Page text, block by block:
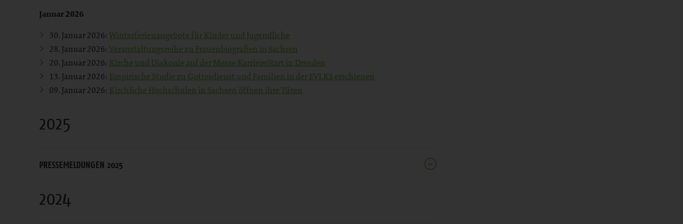
Januar 2026
30. Januar 2026: Winterferienangebote für Kinder und Jugendliche
28. Januar 2026: Veranstaltungsreihe zu Frauenbiografien in Sachsen
20. Januar 2026: Kirche und Diakonie auf der Messe KarriereStart in Dresden
13. Januar 2026: Empirische Studie zu Gottesdienst und Familien in der EVLKS erschienen
09. Januar 2026: Kirchliche Hochschulen in Sachsen öffnen ihre Türen
2025
PRESSEMELDUNGEN 2025
2024